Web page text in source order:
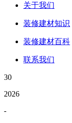
关于我们
装修建材知识
装修建材百科
联系我们
30
2026
-